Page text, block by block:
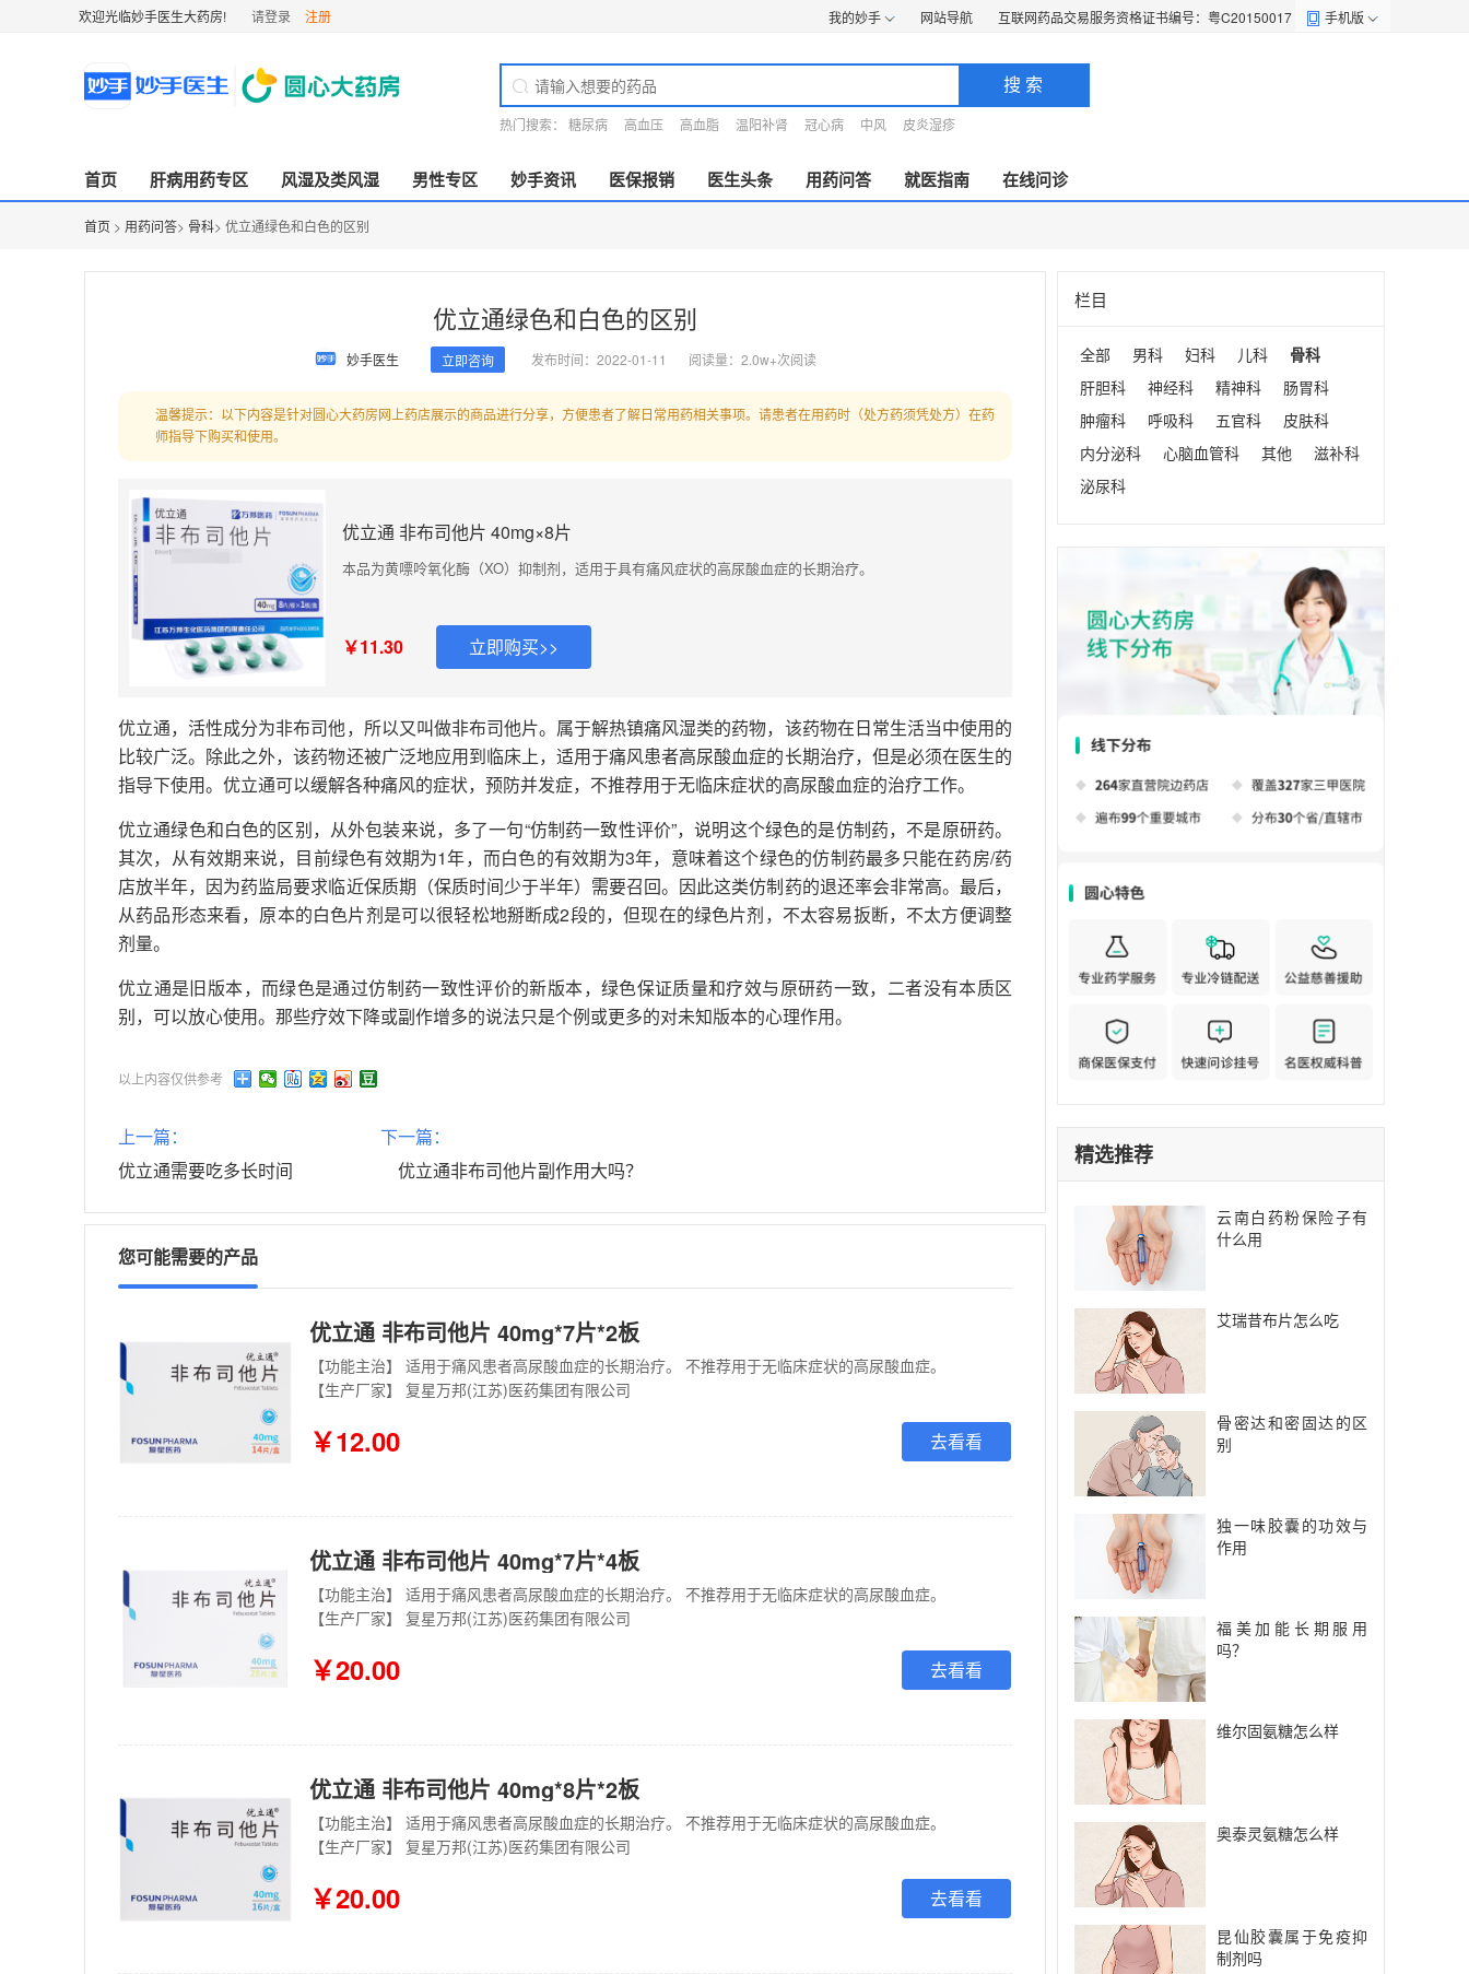
欢迎光临妙手医生大药房! 请登录 注册 我的妙手 网站导航 互联网药品交易服务资格证书编号：粤C20150017 手机版
搜 索
热门搜索： 糖尿病 高血压 高血脂 温阳补肾 冠心病 中风 皮炎湿疹
首页 肝病用药专区 风湿及类风湿 男性专区 妙手资讯 医保报销 医生头条 用药问答 就医指南 在线问诊
首页 > 用药问答> 骨科> 优立通绿色和白色的区别
优立通绿色和白色的区别
妙手医生 立即咨询 发布时间：2022-01-11 阅读量：2.0w+次阅读
温馨提示：以下内容是针对圆心大药房网上药店展示的商品进行分享，方便患者了解日常用药相关事项。请患者在用药时（处方药须凭处方）在药
师指导下购买和使用。
优立通 非布司他片 40mg×8片
本品为黄嘌呤氧化酶（XO）抑制剂，适用于具有痛风症状的高尿酸血症的长期治疗。
￥11.30 立即购买>>
优立通，活性成分为非布司他，所以又叫做非布司他片。属于解热镇痛风湿类的药物，该药物在日常生活当中使用的
比较广泛。除此之外，该药物还被广泛地应用到临床上，适用于痛风患者高尿酸血症的长期治疗，但是必须在医生的
指导下使用。优立通可以缓解各种痛风的症状，预防并发症，不推荐用于无临床症状的高尿酸血症的治疗工作。
优立通绿色和白色的区别，从外包装来说，多了一句“仿制药一致性评价”，说明这个绿色的是仿制药，不是原研药。
其次，从有效期来说，目前绿色有效期为1年，而白色的有效期为3年，意味着这个绿色的仿制药最多只能在药房/药
店放半年，因为药监局要求临近保质期（保质时间少于半年）需要召回。因此这类仿制药的退还率会非常高。最后，
从药品形态来看，原本的白色片剂是可以很轻松地掰断成2段的，但现在的绿色片剂，不太容易扳断，不太方便调整
剂量。
优立通是旧版本，而绿色是通过仿制药一致性评价的新版本，绿色保证质量和疗效与原研药一致，二者没有本质区
别，可以放心使用。那些疗效下降或副作增多的说法只是个例或更多的对未知版本的心理作用。
以上内容仅供参考
上一篇：
优立通需要吃多长时间
下一篇：
优立通非布司他片副作用大吗？
您可能需要的产品
优立通 非布司他片 40mg*7片*2板
【功能主治】 适用于痛风患者高尿酸血症的长期治疗。 不推荐用于无临床症状的高尿酸血症。
【生产厂家】 复星万邦(江苏)医药集团有限公司
￥12.00 去看看
优立通 非布司他片 40mg*7片*4板
【功能主治】 适用于痛风患者高尿酸血症的长期治疗。 不推荐用于无临床症状的高尿酸血症。
【生产厂家】 复星万邦(江苏)医药集团有限公司
￥20.00 去看看
优立通 非布司他片 40mg*8片*2板
【功能主治】 适用于痛风患者高尿酸血症的长期治疗。 不推荐用于无临床症状的高尿酸血症。
【生产厂家】 复星万邦(江苏)医药集团有限公司
￥20.00 去看看
栏目
全部 男科 妇科 儿科
骨科
肝胆科
神经科 精神科
肠胃科
肿瘤科
呼吸科 五官科
皮肤科
内分泌科
心脑血管科 其他
滋补科
泌尿科
精选推荐
云南白药粉保险子有
什么用
艾瑞昔布片怎么吃
骨密达和密固达的区
别
独一味胶囊的功效与
作用
福美加能长期服用
吗？
维尔固氨糖怎么样
奥泰灵氨糖怎么样
昆仙胶囊属于免疫抑
制剂吗